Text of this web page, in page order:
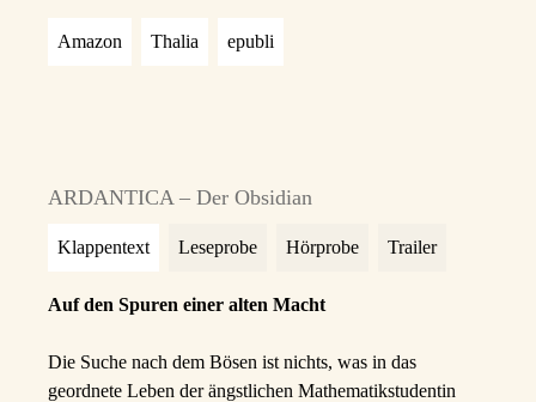
Amazon Thalia epubli
ARDANTICA – Der Obsidian
Klappentext Leseprobe Hörprobe Trailer
Auf den Spuren einer alten Macht
Die Suche nach dem Bösen ist nichts, was in das
geordnete Leben der ängstlichen Mathematikstudentin